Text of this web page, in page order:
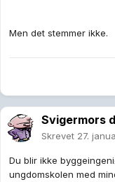
Men det stemmer ikke.
Svigermors
Skrevet 27.
Du blir ikke
ungdomskolen med